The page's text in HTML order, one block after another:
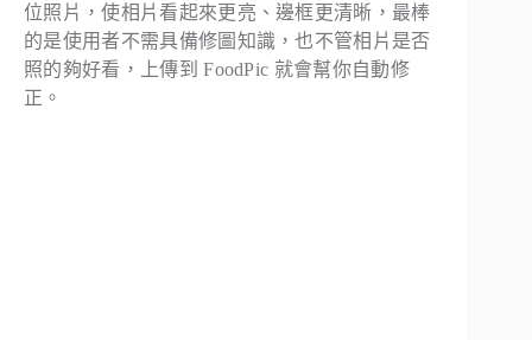
位照片，使相片看起來更亮、邊框更清晰，最棒
的是使用者不需具備修圖知識，也不管相片是否
照的夠好看，上傳到 FoodPic 就會幫你自動修
正。